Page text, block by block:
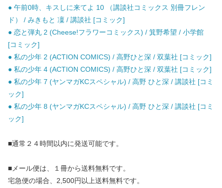
● 午前0時、キスしに来てよ 10 （講談社コミックス 別冊フレン
ド） / みきもと 凜 / 講談社 [コミック]
● 恋と弾丸 2 (Cheese!フラワーコミックス) / 箕野希望 / 小学館
[コミック]
● 私の少年 2 (ACTION COMICS) / 高野ひと深 / 双葉社 [コミック]
● 私の少年 4 (ACTION COMICS) / 高野ひと深 / 双葉社 [コミック]
● 私の少年 7 (ヤンマガKCスペシャル) / 高野 ひと深 / 講談社 [コミ
ック]
● 私の少年 8 (ヤンマガKCスペシャル) / 高野 ひと深 / 講談社 [コミ
ック]
■通常２４時間以内に発送可能です。
■メール便は、１冊から送料無料です。
宅急便の場合、2,500円以上送料無料です。